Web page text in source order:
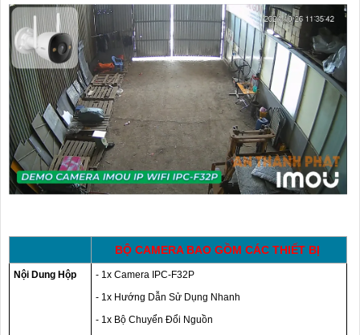
BỘ CAMERA BAO GỒM CÁC THIẾT BỊ
Nội Dung Hộp
- 1x Camera IPC-F32P
- 1x Hướng Dẫn Sử Dụng Nhanh
- 1x Bộ Chuyển Đổi Nguồn